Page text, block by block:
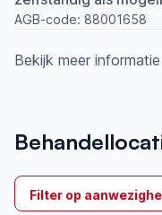
AGB-code: 88001658
Bekijk meer informatie
2014
Ik behandel
Op locatie & Thuis
Filter op